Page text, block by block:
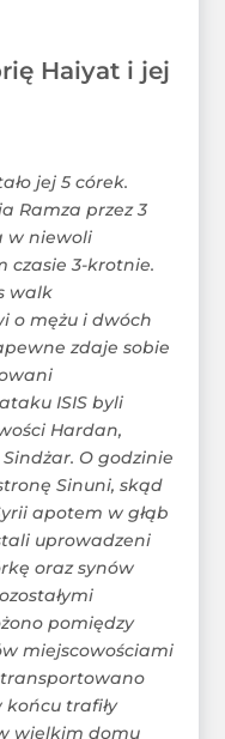
Haiyat i jej
jej 5 córek.
Ramza przez 3
w niewoli
czasie 3-krotnie.
walk
o mężu i dwóch
zdaje sobie
ISIS byli
Hardan,
O godzinie
Sinuni, skąd
apotem w głąb
uprowadzeni
oraz synów
pomiędzy
miejscowościami
trafiły
wielkim domu